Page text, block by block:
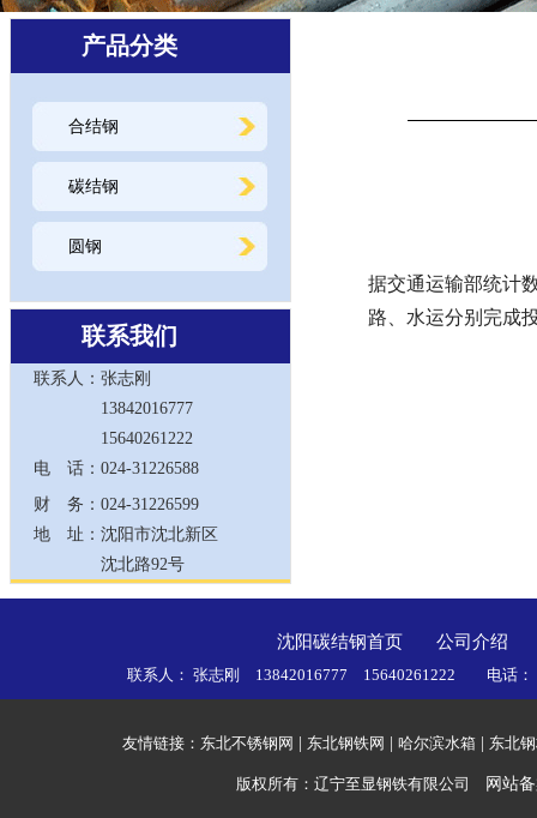
产品分类
合结钢
碳结钢
圆钢
联系我们
联系人： 张志刚
13842016777
15640261222
电 话： 024-31226588
财 务： 024-31226599
地 址： 沈阳市沈北新区
沈北路92号
据交通运输部统计
路、水运分别完成
沈阳碳结钢首页 公司介绍
联系人： 张志刚 13842016777 15640261222 电话
友情链接： 东北不锈钢网 东北钢铁网 哈尔滨水箱 东北
版权所有：辽宁至显钢铁有限公司 网站